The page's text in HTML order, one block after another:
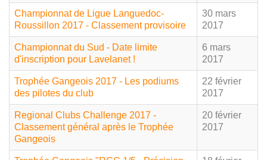
Championnat de Ligue Languedoc-
Roussillon 2017 - Classement provisoire
30 mars
2017
Championnat du Sud - Date limite
d'inscription pour Lavelanet !
6 mars
2017
Trophée Gangeois 2017 - Les podiums
des pilotes du club
22 février
2017
Regional Clubs Challenge 2017 -
Classement général après le Trophée
Gangeois
20 février
2017